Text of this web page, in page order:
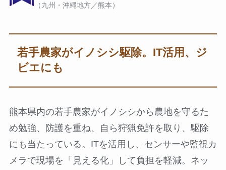
（九州・沖縄地方／熊本）
若手農家がイノシシ駆除。IT活用、ジ
ビエにも
熊本県内の若手農家がイノシシから農地を守るた
め勉強、防護を重ね、自ら狩猟免許を取り、駆除
にも当たっている。ITを活用し、センサーや監視カ
メラで現場を「見える化」して負担を軽減。ネッ